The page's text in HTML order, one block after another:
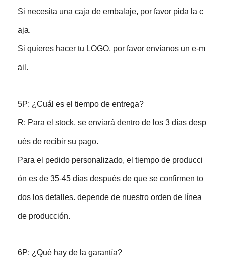
Si necesita una caja de embalaje, por favor pida la c
aja.
Si quieres hacer tu LOGO, por favor envíanos un e-m
ail.
5P: ¿Cuál es el tiempo de entrega?
R: Para el stock, se enviará dentro de los 3 días desp
ués de recibir su pago.
Para el pedido personalizado, el tiempo de producci
ón es de 35-45 días después de que se confirmen to
dos los detalles. depende de nuestro orden de línea
de producción.
6P: ¿Qué hay de la garantía?